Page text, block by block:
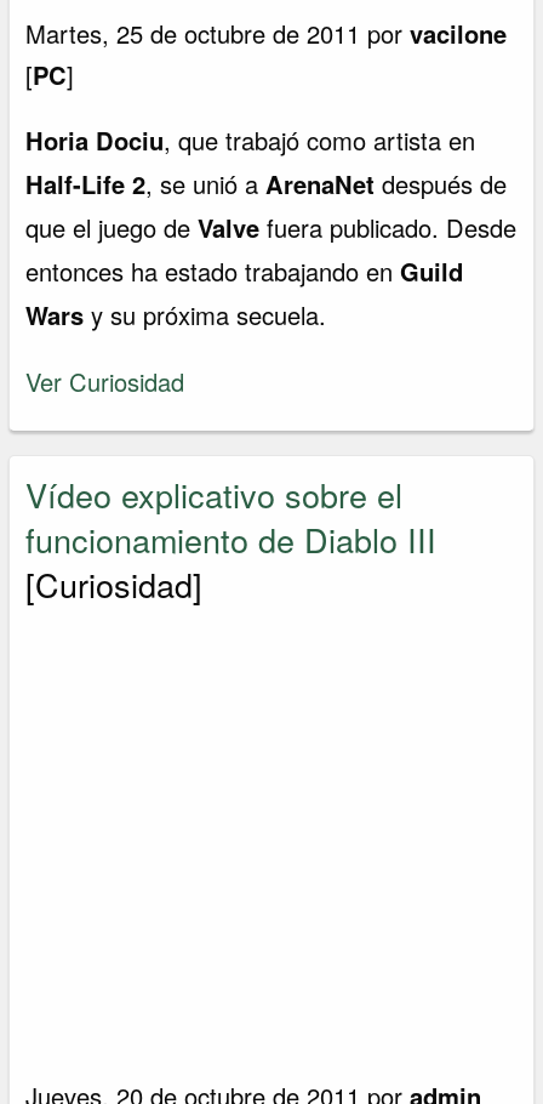
Martes, 25 de octubre de 2011 porvacilone
[PC]
Horia Dociu, que trabajó como artista en
Half-Life 2, se unió aArenaNetdespués de
que el juego deValvefuera publicado. Desde
entonces ha estado trabajando en Guild
Wars y su próxima secuela.
Ver Curiosidad
Vídeo explicativo sobre el
funcionamiento de Diablo III
[Curiosidad]
Jueves, 20 de octubre de 2011 poradmin